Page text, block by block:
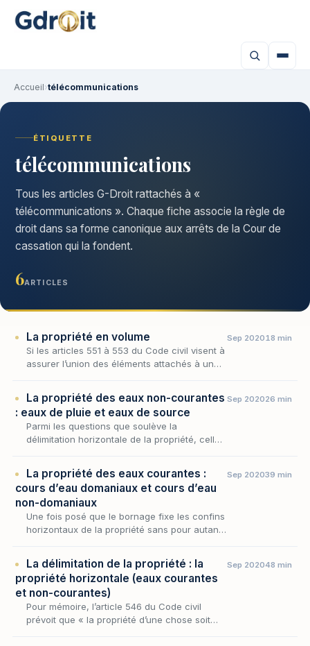
Accueil›télécommunications
ÉTIQUETTE
télécommunications
Tous les articles G-Droit rattachés à «
télécommunications ». Chaque fiche associe la règle de
droit dans sa forme canonique aux arrêts de la Cour de
cassation qui la fondent.
6ARTICLES
La propriété en volume
Si les articles 551 à 553 du Code civil visent à
assurer l’union des éléments attachés à un
Sep 202018 min
La propriété des eaux non-courantes
: eaux de pluie et eaux de source
Parmi les questions que soulève la
délimitation horizontale de la propriété, celle
exclusive que co…
Sep 202026 min
La propriété des eaux courantes :
cours d’eau domaniaux et cours d’eau
non-domaniaux
Une fois posé que le bornage fixe les confins
horizontaux de la propriété sans pour autant
Sep 202039 min
La délimitation de la propriété : la
propriété horizontale (eaux courantes
et non-courantes)
Pour mémoire, l’article 546 du Code civil
prévoit que « la propriété d’une chose soit
Sep 202048 min